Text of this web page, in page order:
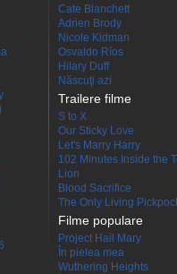
Cate Blanchett
Adrien Brody
Nicole Kidman
Osvaldo Ríos
Hilary Duff
Născuţi azi
Trailere filme
S to X
Our Sticky Love
Let's Marry Harry
102 Minutes Inside the
Lion
Blood Sacrifice
The Only Living
Filme populare
Project Hail Mary
În pielea mea
Wuthering Heights